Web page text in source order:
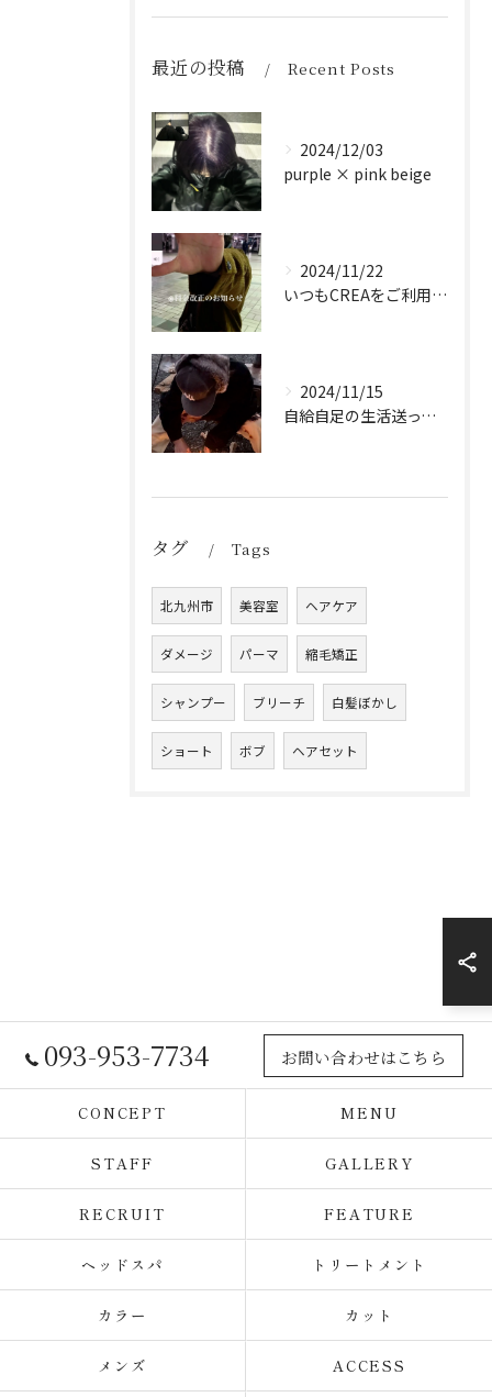
最近の投稿 Recent Posts
2024/12/03
purple × pink beige
2024/11/22
いつもCREAをご利用頂き誠に有難う御座います！
2024/11/15
自給自足の生活送ってます
タグ Tags
北九州市 美容室 ヘアケア
ダメージ パーマ 縮毛矯正
シャンプー ブリーチ 白髪ぼかし
ショート ボブ ヘアセット
093-953-7734 お問い合わせはこちら
CONCEPT MENU
STAFF GALLERY
RECRUIT FEATURE
ヘッドスパ トリートメント
カラー カット
メンズ ACCESS